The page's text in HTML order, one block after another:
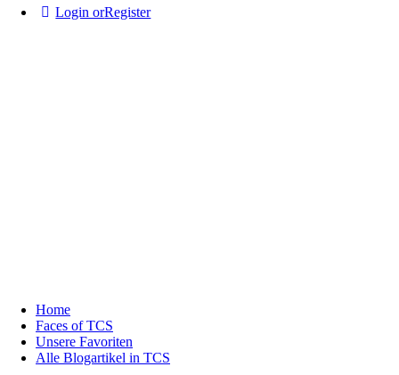
Login orRegister
Home
Faces of TCS
Unsere Favoriten
Alle Blogartikel in TCS